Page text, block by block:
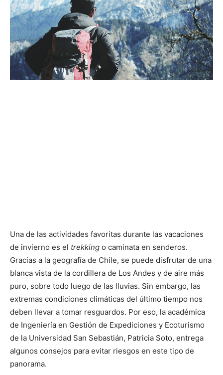
Una de las actividades favoritas durante las vacaciones
de invierno es el trekking o caminata en senderos.
Gracias a la geografía de Chile, se puede disfrutar de una
blanca vista de la cordillera de Los Andes y de aire más
puro, sobre todo luego de las lluvias. Sin embargo, las
extremas condiciones climáticas del último tiempo nos
deben llevar a tomar resguardos. Por eso, la académica
de Ingeniería en Gestión de Expediciones y Ecoturismo
de la Universidad San Sebastián, Patricia Soto, entrega
algunos consejos para evitar riesgos en este tipo de
panorama.